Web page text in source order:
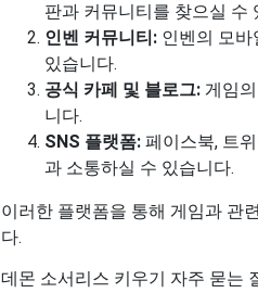
판과 커뮤니티를 찾으실 수
인벤 커뮤니티: 인벤의 모
있습니다.
공식 카페 및 블로그: 게임
니다.
SNS 플랫폼: 페이스북, 트
과 소통하실 수 있습니다.
이러한 플랫폼을 통해 게임과 관
다.
데몬 소서리스 키우기 자주 묻는